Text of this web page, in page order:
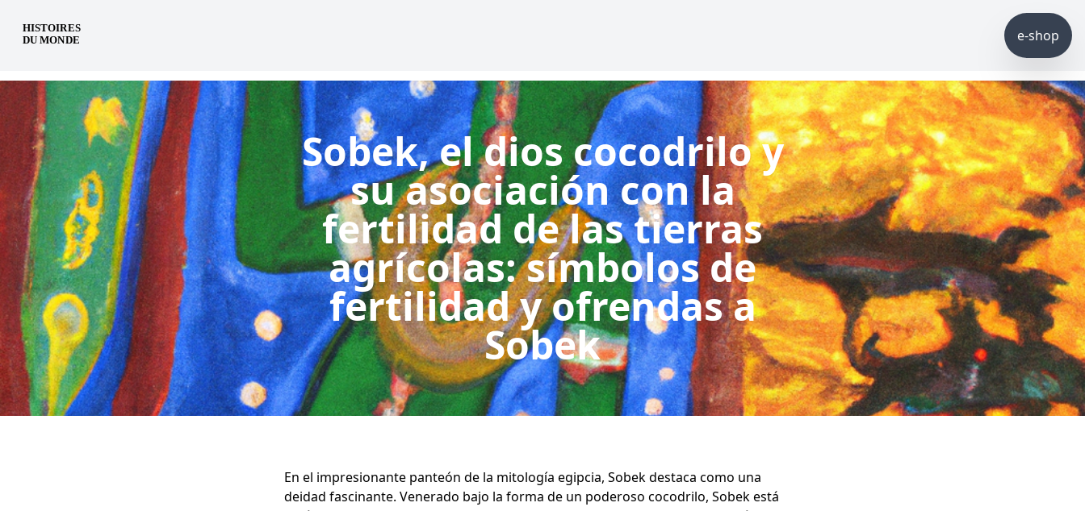
es e-shop
Sobek, el dios cocodrilo y
su asociación con la
fertilidad de las tierras
agrícolas: símbolos de
fertilidad y ofrendas a
Sobek
En el impresionante panteón de la mitología egipcia, Sobek destaca como una
deidad fascinante. Venerado bajo la forma de un poderoso cocodrilo, Sobek está